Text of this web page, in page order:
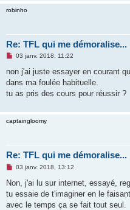
u
robinho
Re: TFL qui me démoralise...
M
s
a
g
o
n
03 janv. 2018, 11:22
non j'ai juste essayer en courant
dans ma foulée habituelle.
tu as pris des cours pour réussir ?
captaingloomy
Re: TFL qui me démoralise...
M
s
a
g
03 janv. 2018, 13:12
Non, j'ai lu sur internet, essayé,
tu essaie de t'imaginer en le
avec le temps ça se fait tout seul.